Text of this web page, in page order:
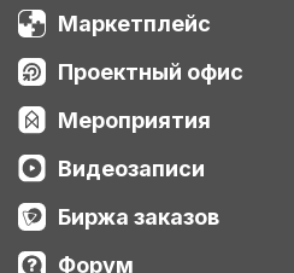
структуру
объекта:
модули. Это
1С работал
у меня есть,
Маркетплейс
Проектный офис
Мероприятия
Видеозаписи
Биржа заказов
Форум